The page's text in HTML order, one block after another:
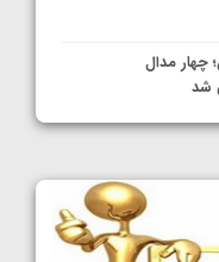
چهار مدال
شد